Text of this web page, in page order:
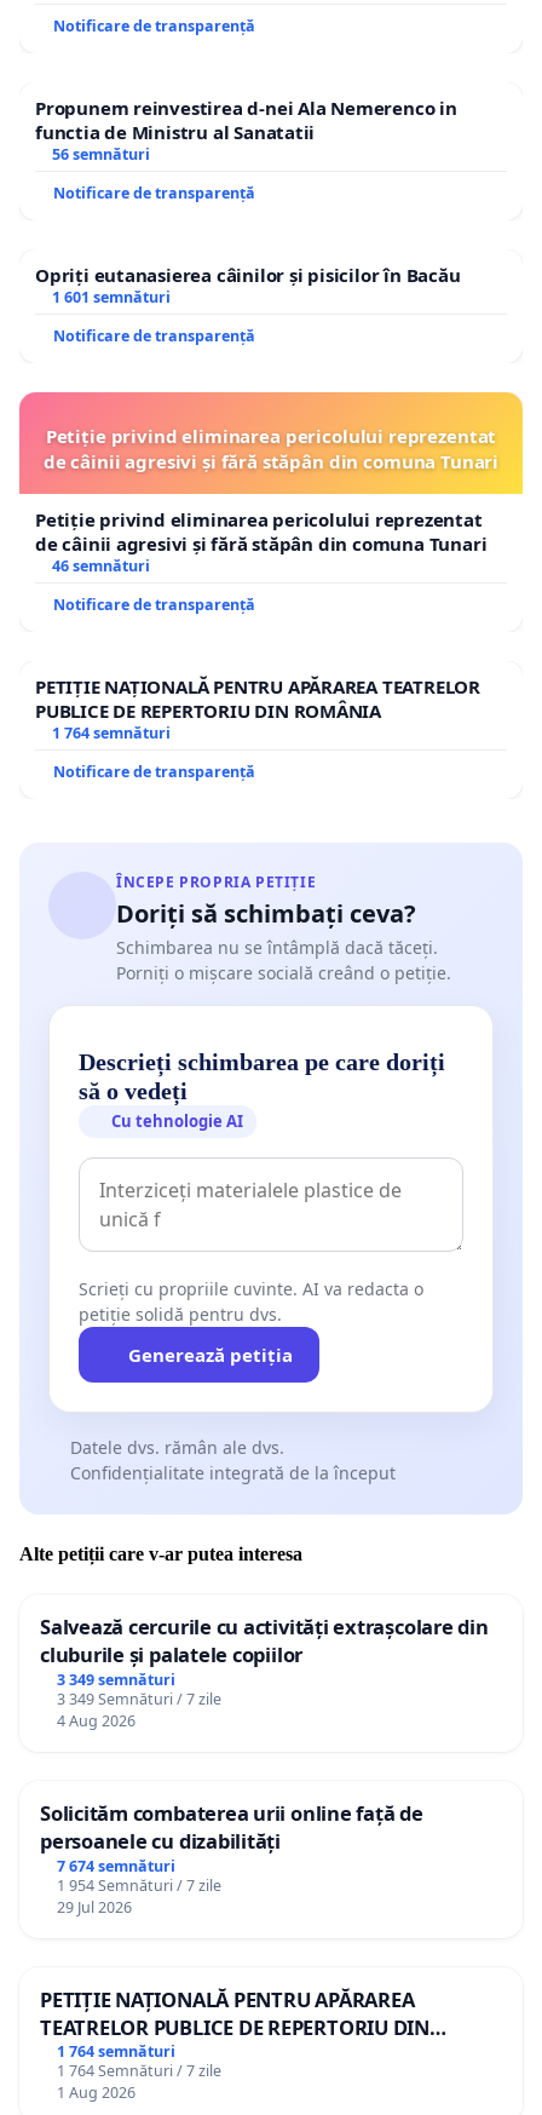
Notificare de transparență
Propunem reinvestirea d-nei Ala Nemerenco in
functia de Ministru al Sanatatii
56 semnături
Notificare de transparență
Opriți eutanasierea câinilor și pisicilor în Bacău
1 601 semnături
Notificare de transparență
Petiție privind eliminarea pericolului reprezentat
de câinii agresivi și fără stăpân din comuna Tunari
Petiție privind eliminarea pericolului reprezentat
de câinii agresivi și fără stăpân din comuna Tunari
46 semnături
Notificare de transparență
PETIȚIE NAȚIONALĂ PENTRU APĂRAREA TEATRELOR
PUBLICE DE REPERTORIU DIN ROMÂNIA
1 764 semnături
Notificare de transparență
ÎNCEPE PROPRIA PETIȚIE
Doriți să schimbați ceva?
Schimbarea nu se întâmplă dacă tăceți.
Porniți o mișcare socială creând o petiție.
Descrieți schimbarea pe care doriți
să o vedeți
Cu tehnologie AI
Scrieți cu propriile cuvinte. AI va redacta o
petiție solidă pentru dvs.
Generează petiția
Datele dvs. rămân ale dvs.
Confidențialitate integrată de la început
Alte petiții care v-ar putea interesa
Salvează cercurile cu activități extrașcolare din
cluburile și palatele copiilor
3 349 semnături
3 349 Semnături / 7 zile
4 Aug 2026
Solicităm combaterea urii online față de
persoanele cu dizabilități
7 674 semnături
1 954 Semnături / 7 zile
29 Jul 2026
PETIȚIE NAȚIONALĂ PENTRU APĂRAREA
TEATRELOR PUBLICE DE REPERTORIU DIN
ROMÂNIA
1 764 semnături
1 764 Semnături / 7 zile
1 Aug 2026